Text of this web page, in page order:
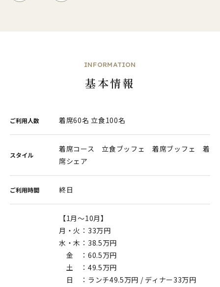
INFORMATION
基本情報
ご利用人数 着席60名 立食100名
スタイル
着席コース 立食ブッフェ 着席ブッフェ 着
席シェア
ご利用時間 終日
【1月～10月】
月・火：33万円
水・木：38.5万円
金 ：60.5万円
土 ：49.5万円
日 ：ランチ49.5万円 / ディナー33万円